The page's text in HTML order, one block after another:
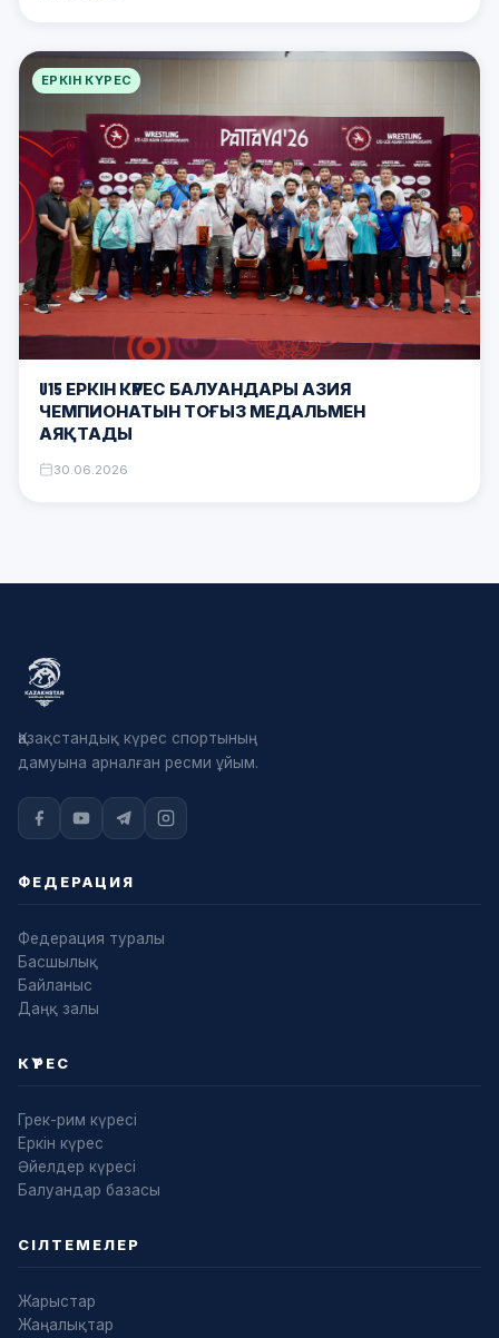
ЕРКІН КҮРЕС
U15 ЕРКІН КҮРЕС БАЛУАНДАРЫ АЗИЯ
ЧЕМПИОНАТЫН ТОҒЫЗ МЕДАЛЬМЕН
АЯҚТАДЫ
30.06.2026
Қазақстандық күрес спортының
дамуына арналған ресми ұйым.
ФЕДЕРАЦИЯ
Федерация туралы
Басшылық
Байланыс
Даңқ залы
КҮРЕС
Грек-рим күресі
Еркін күрес
Әйелдер күресі
Балуандар базасы
СІЛТЕМЕЛЕР
Жарыстар
Жаңалықтар